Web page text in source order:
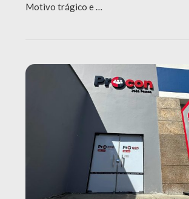
Motivo trágico e …